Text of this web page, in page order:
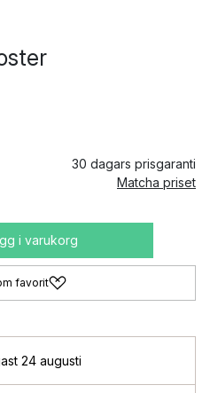
30 dagars prisgaranti
Matcha priset
i varukorg
favorit
24 augusti